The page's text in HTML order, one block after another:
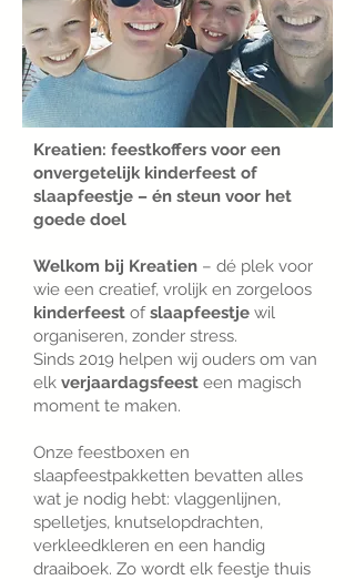
Kreatien: feestkoffers voor een
onvergetelijk kinderfeest of
slaapfeestje – én steun voor het
goede doel
Welkom bij Kreatien – dé plek voor
wie een creatief, vrolijk en zorgeloos
kinderfeest ofslaapfeestje wil
organiseren, zonder stress.
Sinds 2019 helpen wij ouders om van
elk verjaardagsfeest een magisch
moment te maken.
Onze feestboxen en
slaapfeestpakketten bevatten alles
wat je nodig hebt: vlaggenlijnen,
spelletjes, knutselopdrachten,
verkleedkleren en een handig
draaiboek. Zo wordt elk feestje thuis